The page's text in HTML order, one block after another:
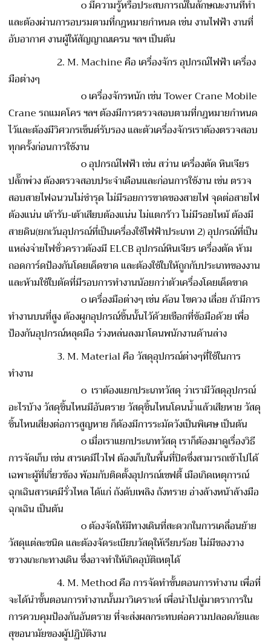
oมีความรู้หรือประสบการณ์ในลักษณะงานที่ทำ
และต้องผ่านการอบรมตามที่กฎหมายกำหนด เช่น งานไฟฟ้า งานที่
อับอากาศ งานผู้ให้สัญญาณเครน ฯลฯ เป็นต้น
2. M. Machine คือ เครื่องจักร อุปกรณ์ไฟฟ้า เครื่อง
มือต่างๆ
o เครื่องจักรหนัก เช่น Tower Crane Mobile
Crane รถแมคโคร ฯลฯ ต้องมีการตรวจสอบตามที่กฎหมายกำหนด
ไว้และต้องมีวิศวกรเซ็นต์รับรอง และตัวเครื่องจักรเราต้องตรวจสอบ
ทุกครั้งก่อนการใช้งาน
oอุปกรณ์ไฟฟ้า เช่น สว่าน เครื่องตัด หินเจียร
ปลั๊กพ่วง ต้องตรวจสอบประจำเดือนและก่อนการใช้งาน เช่น ตรวจ
สอบสายไฟฉนวนไม่ชำรุด ไม่มีรอยการขาดของสายไฟ จุดต่อสายไฟ
ต้องแน่น เต้ารับ-เต้าเสียบต้องแน่น ไม่แตกร้าว ไม่มีรอยไหม้ ต้องมี
สายดิน(ยกเว้นอุปกรณ์ที่เป็นเครื่องใช้ไฟฟ้าประเภท 2) อุปกรณ์ที่เป็น
แหล่งจ่ายไฟชั่วคราวต้องมี ELCB อุปกรณ์หินเจียร เครื่องตัด ห้าม
ถอดการ์ดป้องกันโดยเด็ดขาด และต้องใช้ใบให้ถูกกับประเภทของงาน
และห้ามใช้ใบตัดที่มีรอบการทำงานน้อยกว่าตัวเครื่องโดยเด็ดขาด
oเครื่องมือต่างๆ เช่น ค้อน ไขควง เลื่อย ถ้ามีการ
ทำงานบนที่สูง ต้องผูกอุปกรณ์ชิ้นนั้นไว้ด้วยเชือกที่ข้อมือด้วย เพื่อ
ป้องกันอุปกรณ์หลุดมือ ร่วงหล่นลงมาโดนพนักงานด้านล่าง
3. M. Material คือ วัสดุอุปกรณ์ต่างๆที่ใช้ในการ
ทำงาน
o เราต้องแยกประเภทวัสดุ ว่าเรามีวัสดุอุปกรณ์
อะไรบ้าง วัสดุชิ้นไหนมีอันตราย วัสดุชิ้นไหนโดนน้ำแล้วเสียหาย วัสดุ
ชิ้นไหนเสี่ยงต่อการสูญหาย ก็ต้องมีการระมัดวังเป็นพิเศษ เป็นต้น
oเมื่อเราแยกประเภทวัสดุ เราก็ต้องมาดูเรื่องวิธี
การจัดเก็บ เช่น สารเคมีไวไฟ ต้องเก็บในพื้นที่ปิดซึ่งสามารถเข้าไปได้
เฉพาะผู้ที่เกี่ยวข้อง พ้อมกับติดตั้งอุปกรณ์เซฟตี้ เมือเกิดเหตุการณ์
ฉุกเฉินสารเคมีรั่วไหล ได้แก่ ถังดับเพลิง ถังทราย อ่างล้างหน้าล้างมือ
ฉุกเฉิน เป็นต้น
oต้องจัดให้มีทางเดินที่สะดวกในการเคลื่อนย้าย
วัสดุแต่ละชนิด และต้องจัดระเบียบวัสดุให้เรียบร้อย ไม่มีของวาง
ขวางเกะกะทางเดิน ซึ่งอาจทำให้เกิดอุบัติเหตุได้
4. M. Method คือ การจัดทำขั้นตอนการทำงาน เพื่อที่
จะได้นำขั้นตอนการทำงานนั้นมาวิเคราะห์ เพื่อนำไปสู่มาตราการใน
การควบคุมป้องกันอันตราย ที่จะส่งผลกระทบต่อความปลอดภัยและ
สุขอนามัยของผู้ปฏิบัติงาน